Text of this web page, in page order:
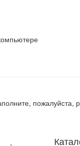
пожалуйста,